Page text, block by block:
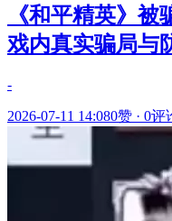
《和平精英》
戏内真实骗局与
-
2026-07-11 14:080赞 · 0评